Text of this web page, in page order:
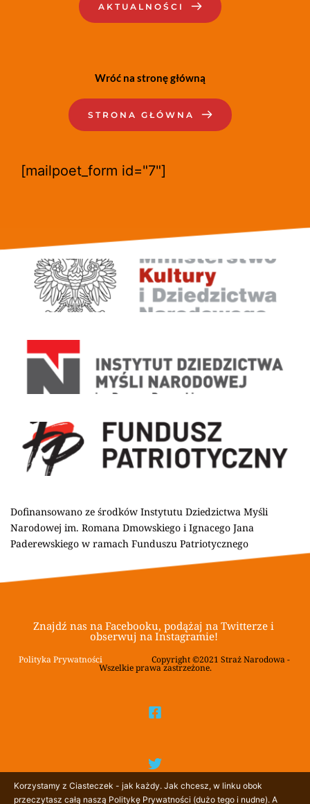
AKTUALNOŚCI
Wróć na stronę główną
STRONA GŁÓWNA
[mailpoet_form id="7"]
Dofinansowano ze środków Instytutu Dziedzictwa Myśli
Narodowej im. Romana Dmowskiego i Ignacego Jana
Paderewskiego w ramach Funduszu Patriotycznego
Znajdź nas na Facebooku, podążaj na Twitterze i
obserwuj na Instagramie!
Polityka Prywatności
			Copyright ©2021 Straż Narodowa -
Wszelkie prawa zastrzeżone.
Korzystamy z Ciasteczek - jak każdy. Jak chcesz, w linku obok
przeczytasz całą naszą Politykę Prywatności (dużo tego i nudne). A